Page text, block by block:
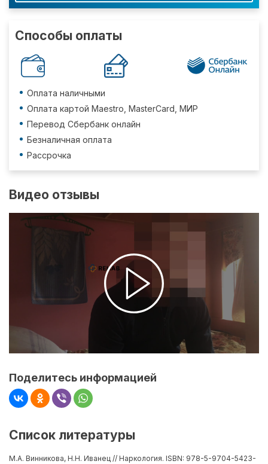
Способы оплаты
Оплата наличными
Оплата картой Maestro, MasterCard, МИР
Перевод Сбербанк онлайн
Безналичная оплата
Рассрочка
Видео отзывы
Поделитесь информацией
Список литературы
М.А. Винникова, Н.Н. Иванец // Наркология. ISBN: 978-5-9704-5423-